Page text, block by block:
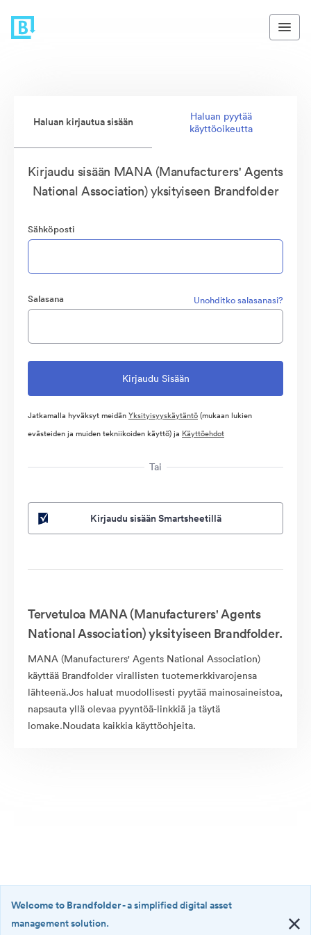
Haluan kirjautua sisään
Haluan pyytää
käyttöoikeutta
Kirjaudu sisään MANA (Manufacturers' Agents
National Association) yksityiseen Brandfolder
Sähköposti
Salasana Unohditko salasanasi?
Jatkamalla hyväksyt meidänYksityisyyskäytäntö(mukaan lukien
evästeiden ja muiden tekniikoiden käyttö) ja Käyttöehdot
Tai
Kirjaudu sisään Smartsheetillä
Tervetuloa MANA (Manufacturers' Agents
National Association) yksityiseen Brandfolder.
MANA (Manufacturers' Agents National Association)
käyttää Brandfolder virallisten tuotemerkkivarojensa
lähteenä.Jos haluat muodollisesti pyytää mainosaineistoa,
napsauta yllä olevaa pyyntöä-linkkiä ja täytä
lomake.Noudata kaikkia käyttöohjeita.
Welcome to Brandfolder- a simplified digital asset
management solution.